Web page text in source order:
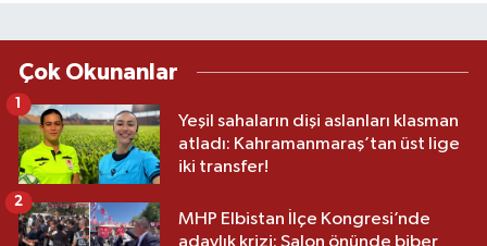
Çok Okunanlar
Yeşil sahaların dişi aslanları klasman
atladı: Kahramanmaraş’tan üst lige
iki transfer!
1
MHP Elbistan İlçe Kongresi’nde
adaylık krizi: Salon önünde biber
2